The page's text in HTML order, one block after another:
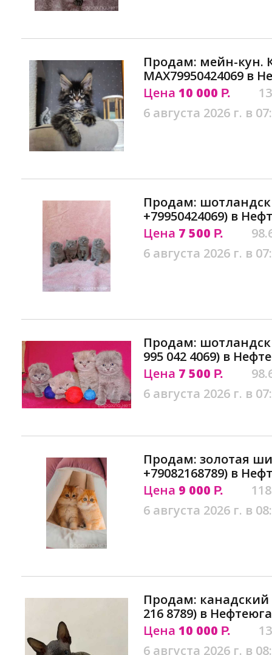
Продам: мейн-кун.
MAX79950424069 в
Цена 10 000 Р.
6 августа 2026 г. в
Продам:
+79950424069) в
Цена 7 500 Р.
6 августа 2026 г. в
Продам:
995 042 4069) в
Цена 7 500 Р.
6 августа 2026 г. в
Продам: золотая
+79082168789) в
Цена 9 000 Р.
6 августа 2026 г. в
Продам: канадский
216 8789) в
Цена 10 000 Р.
6 августа 2026 г. в